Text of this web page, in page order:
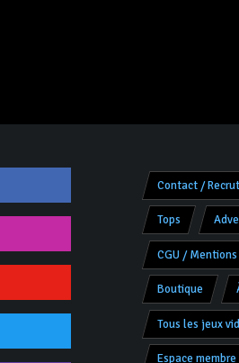
Contact /
Tops
CGU /
Boutique
Tous les jeux
Espace membre